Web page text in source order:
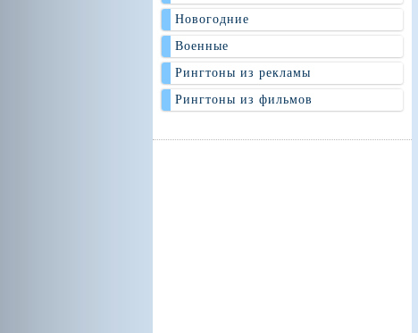
Новогодние
Военные
Рингтоны из рекламы
Рингтоны из фильмов